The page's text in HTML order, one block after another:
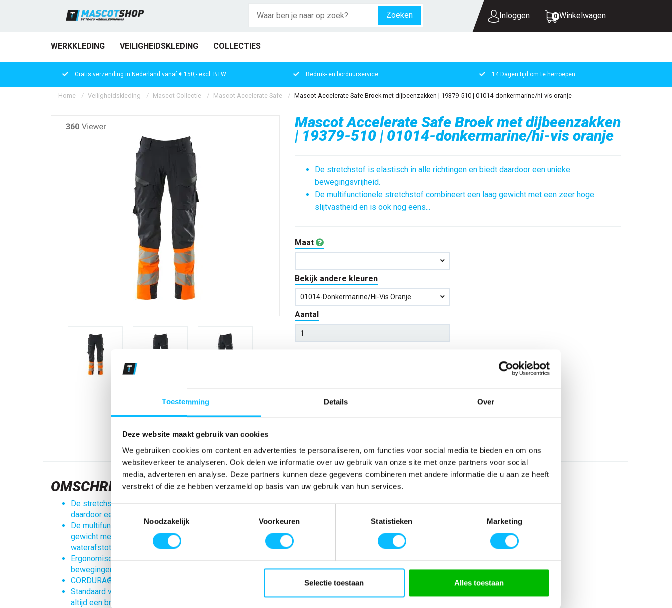
Toestemming Details Over
Deze website maakt gebruik van cookies
We gebruiken cookies om content en advertenties te personaliseren, om functies voor social media te bieden en om ons
websiteverkeer te analyseren. Ook delen we informatie over uw gebruik van onze site met onze partners voor social
media, adverteren en analyse. Deze partners kunnen deze gegevens combineren met andere informatie die u aan ze heeft
verstrekt of die ze hebben verzameld op basis van uw gebruik van hun services.
Noodzakelijk
Voorkeuren Statistieken Marketing
Selectie toestaan Alles toestaan
Zoeken Inloggen 0 Winkelwagen
WERKKLEDING VEILIGHEIDSKLEDING COLLECTIES
UW WINKELWAGEN IS LEEG.
VUL HEM MET PRODUCTEN.
Gratis verzending in Nederland vanaf € 150,- excl. BTW Bedruk- en borduurservice 14 Dagen tijd om te herroepen
Home Veiligheidskleding Mascot Collectie Mascot Accelerate Safe Mascot Accelerate Safe Broek met dijbeenzakken | 19379-510 | 01014-donkermarine/hi-vis oranje
Mascot Accelerate Safe Broek met dijbeenzakken
| 19379-510 | 01014-donkermarine/hi-vis oranje
De stretchstof is elastisch in alle richtingen en biedt daardoor een unieke
bewegingsvrijheid.
De multifunctionele stretchstof combineert een laag gewicht met een zeer hoge
slijtvastheid en is ook nog eens...
Maat
Bekijk andere kleuren
01014-Donkermarine/hi-Vis Oranje
Aantal
Kies kleur/maat € 120,20
Verwachte bezorgdag:14-08-2026
OMSCHRIJVING
De stretchstof is elastisch in alle richtingen en biedt
daardoor een unieke bewegingsvrijheid.
De multifunctionele stretchstof combineert een laag
gewicht met een zeer hoge slijtvastheid en is ook nog eens
waterafstotend.
Ergonomisch gevormde broekspijpen volgen de
bewegingen van het lichaam.
CORDURA® (1000 D) versterking op de knie.
Standaard verkrijgbaar in 3 beenlengtes. Zodoende kunt u
altijd een broek kiezen met de beste pasvorm en zitten alle
SPECIFICATIES
Artikelnummer
-
Model
19379
83% gerecycled polyester/17% elastolefine
EN ISO 20471
nl_materiaal
Polyester Elastolefine
nl_eigenschappen
Waterafstotend Reflecterend ULTIMATE Stretch
Producttype
Broek met dijbeenzakken